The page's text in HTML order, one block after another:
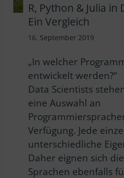
R, Python & Julia in
Ein Vergleich
16. September 2019
„In welcher
entwickelt werden?“
Data Scientists
eine Auswahl an
Verfügung. Jede
unterschiedliche
Daher eignen sich
Sprachen ebenfalls